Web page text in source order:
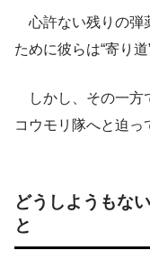
心許ない残りの弾
ために彼らは“寄り
しかし、その一方
コウモリ隊へと迫
どうしようもな
と